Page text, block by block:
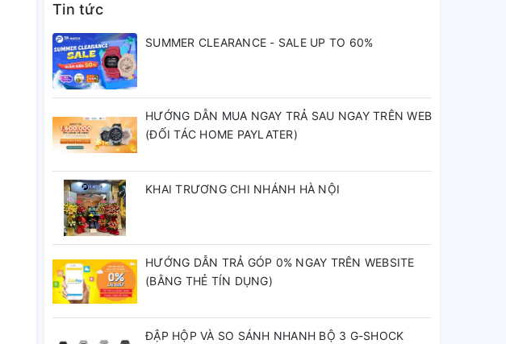
Tin tức
SUMMER CLEARANCE - SALE UP TO 60%
HƯỚNG DẪN MUA NGAY TRẢ SAU NGAY TRÊN WEB
(ĐỐI TÁC HOME PAYLATER)
KHAI TRƯƠNG CHI NHÁNH HÀ NỘI
HƯỚNG DẪN TRẢ GÓP 0% NGAY TRÊN WEBSITE
(BẰNG THẺ TÍN DỤNG)
ĐẬP HỘP VÀ SO SÁNH NHANH BỘ 3 G-SHOCK